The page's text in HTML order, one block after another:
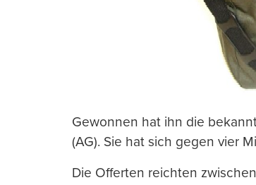
Gewonnen hat ihn die
(AG). Sie hat sich gegen vier
Die Offerten reichten